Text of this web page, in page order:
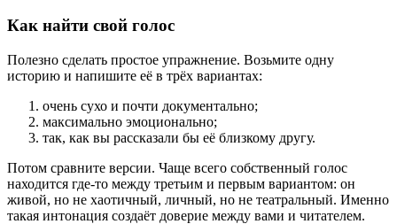
Как найти свой голос
Полезно сделать простое упражнение. Возьмите одну
историю и напишите её в трёх вариантах:
очень сухо и почти документально;
максимально эмоционально;
так, как вы рассказали бы её близкому другу.
Потом сравните версии. Чаще всего собственный голос
находится где-то между третьим и первым вариантом: он
живой, но не хаотичный, личный, но не театральный. Именно
такая интонация создаёт доверие между вами и читателем.